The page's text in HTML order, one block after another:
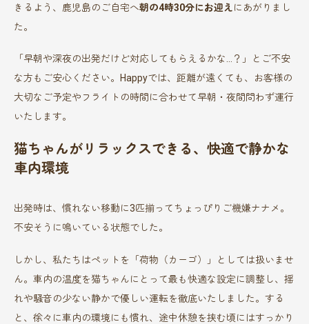
きるよう、鹿児島のご自宅へ朝の4時30分にお迎え にあがりまし
た。
「早朝や深夜の出発だけど対応してもらえるかな…？」とご不安
な方もご安心ください。Happyでは、距離が遠くても、お客様の
大切なご予定やフライトの時間に合わせて早朝・夜間問わず運行
いたします。
猫ちゃんがリラックスできる、快適で静かな
車内環境
出発時は、慣れない移動に3匹揃ってちょっぴりご機嫌ナナメ。
不安そうに鳴いている状態でした。
しかし、私たちはペットを「荷物（カーゴ）」としては扱いませ
ん。車内の温度を猫ちゃんにとって最も快適な設定に調整し、揺
れや騒音の少ない静かで優しい運転を徹底いたしました。する
と、徐々に車内の環境にも慣れ、途中休憩を挟む頃にはすっかり